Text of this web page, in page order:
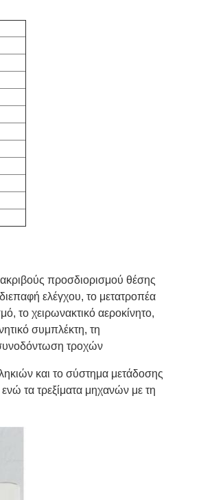
προσδιορισμού θέσης
ελέγχου, το μετατροπέα
το χειρωνακτικό αεροκίνητο,
συμπλέκτη, τη
τροχών
και το σύστημα μετάδοσης
τα τρεξίματα μηχανών με τη